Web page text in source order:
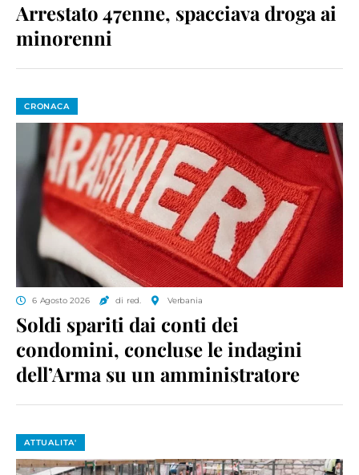
Arrestato 47enne, spacciava droga ai
minorenni
CRONACA
6 Agosto 2026 di red. Verbania
Soldi spariti dai conti dei
condomini, concluse le indagini
dell’Arma su un amministratore
ATTUALITA'